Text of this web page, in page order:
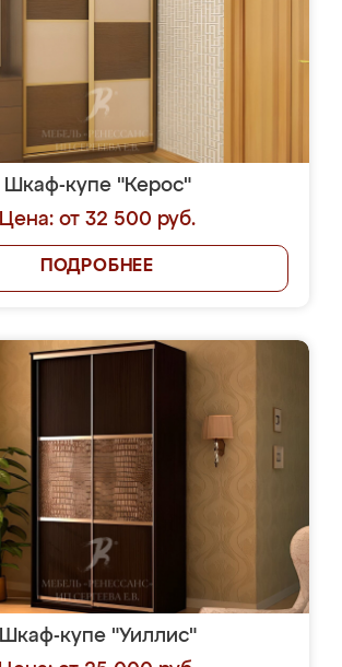
Шкаф-купе "Керос"
Цена: от 32 500 руб.
ПОДРОБНЕЕ
Шкаф-купе "Уиллис"